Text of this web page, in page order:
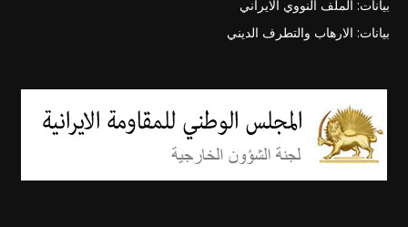
بيانات: الملف النووي الايراني
بيانات: الارهاب والتطرف الديني